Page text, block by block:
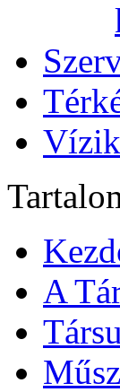
A